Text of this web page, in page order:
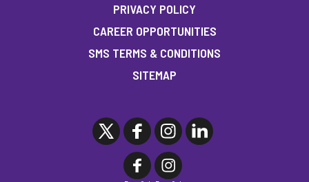
PRIVACY POLICY
CAREER OPPORTUNITIES
SMS TERMS & CONDITIONS
SITEMAP